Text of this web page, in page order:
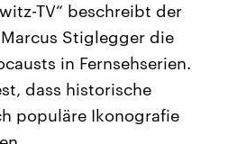
6.
aus
USA
Aktuelle Beiträge,
Hintergründe
Wirtschaftlich und
gehören die Vereinigten
den mächtigsten Ländern
TV“ beschreibt der
Stiglegger die
in Fernsehserien.
dass historische
populäre Ikonografie